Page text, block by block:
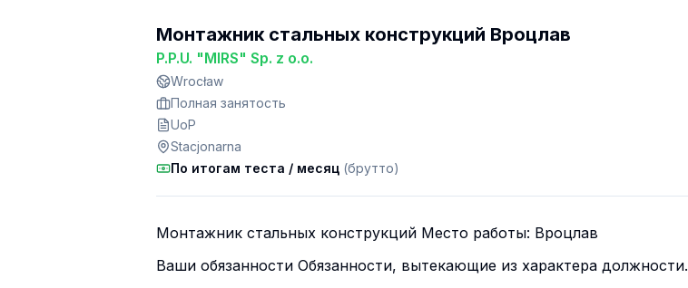
Монтажник стальных конструкций Вроцлав
P.P.U. "MIRS" Sp. z o.o.
Wrocław
Полная занятость
UoP
Stacjonarna
По итогам теста / месяц (брутто)
Монтажник стальных конструкций Место работы: Вроцлав
Ваши обязанности Обязанности, вытекающие из характера должности.